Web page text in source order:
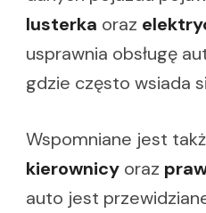
lusterka oraz
usprawnia obsługę
gdzie często wsiada
Wspomniane jest
kierownicy oraz
auto jest